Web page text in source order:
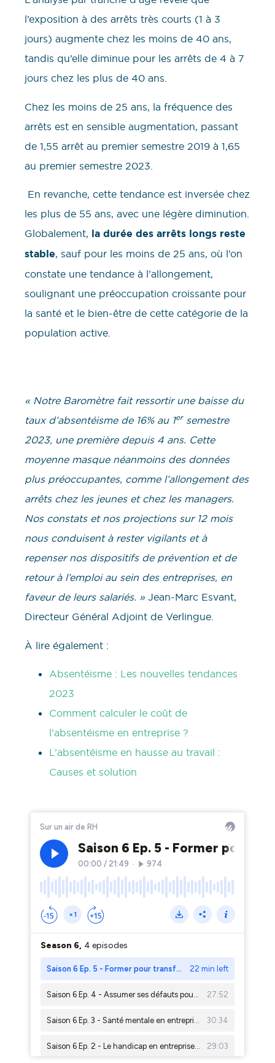
l’exposition à des arrêts très courts (1 à 3
jours) augmente chez les moins de 40 ans,
tandis qu’elle diminue pour les arrêts de 4 à 7
jours chez les plus de 40 ans.
Chez les moins de 25 ans, la fréquence des
arrêts est en sensible augmentation, passant
de 1,55 arrêt au premier semestre 2019 à 1,65
au premier semestre 2023.
En revanche, cette tendance est inversée chez
les plus de 55 ans, avec une légère diminution.
Globalement, la durée des arrêts longs reste
stable, sauf pour les moins de 25 ans, où l’on
constate une tendance à l’allongement,
soulignant une préoccupation croissante pour
la santé et le bien-être de cette catégorie de la
population active.
« Notre Baromètre fait ressortir une baisse du
taux d’absentéisme de 16% au 1ersemestre
2023, une première depuis 4 ans. Cette
moyenne masque néanmoins des données
plus préoccupantes, comme l’allongement des
arrêts chez les jeunes et chez les managers.
Nos constats et nos projections sur 12 mois
nous conduisent à rester vigilants et à
repenser nos dispositifs de prévention et de
retour à l’emploi au sein des entreprises, en
faveur de leurs salariés. » Jean-Marc Esvant,
Directeur Général Adjoint de Verlingue.
À lire également :
Absentéisme : Les nouvelles tendances
2023
Comment calculer le coût de
l’absentéisme en entreprise ?
L’absentéisme en hausse au travail :
Causes et solution